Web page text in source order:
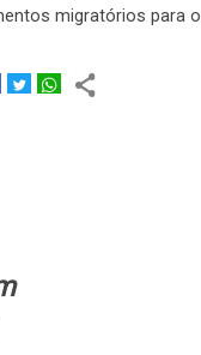
migratórios para o